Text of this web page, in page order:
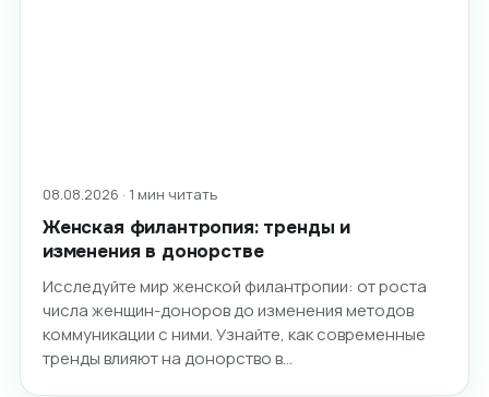
08.08.2026 · 1 мин читать
Женская филантропия: тренды и
изменения в донорстве
Исследуйте мир женской филантропии: от роста
числа женщин-доноров до изменения методов
коммуникации с ними. Узнайте, как современные
тренды влияют на донорство в…